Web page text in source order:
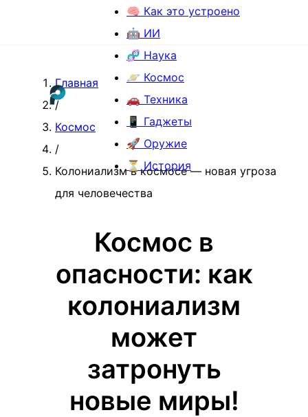
🧠 Как это устроено
🤖 ИИ
🧬 Наука
🪐 Космос
🚗 Техника
📱 Гаджеты
🚀 Оружие
⏳ История
Главная
/
Космос
/
Колониализм в космосе — новая угроза
для человечества
Космос в
опасности: как
колониализм
может
затронуть
новые миры!